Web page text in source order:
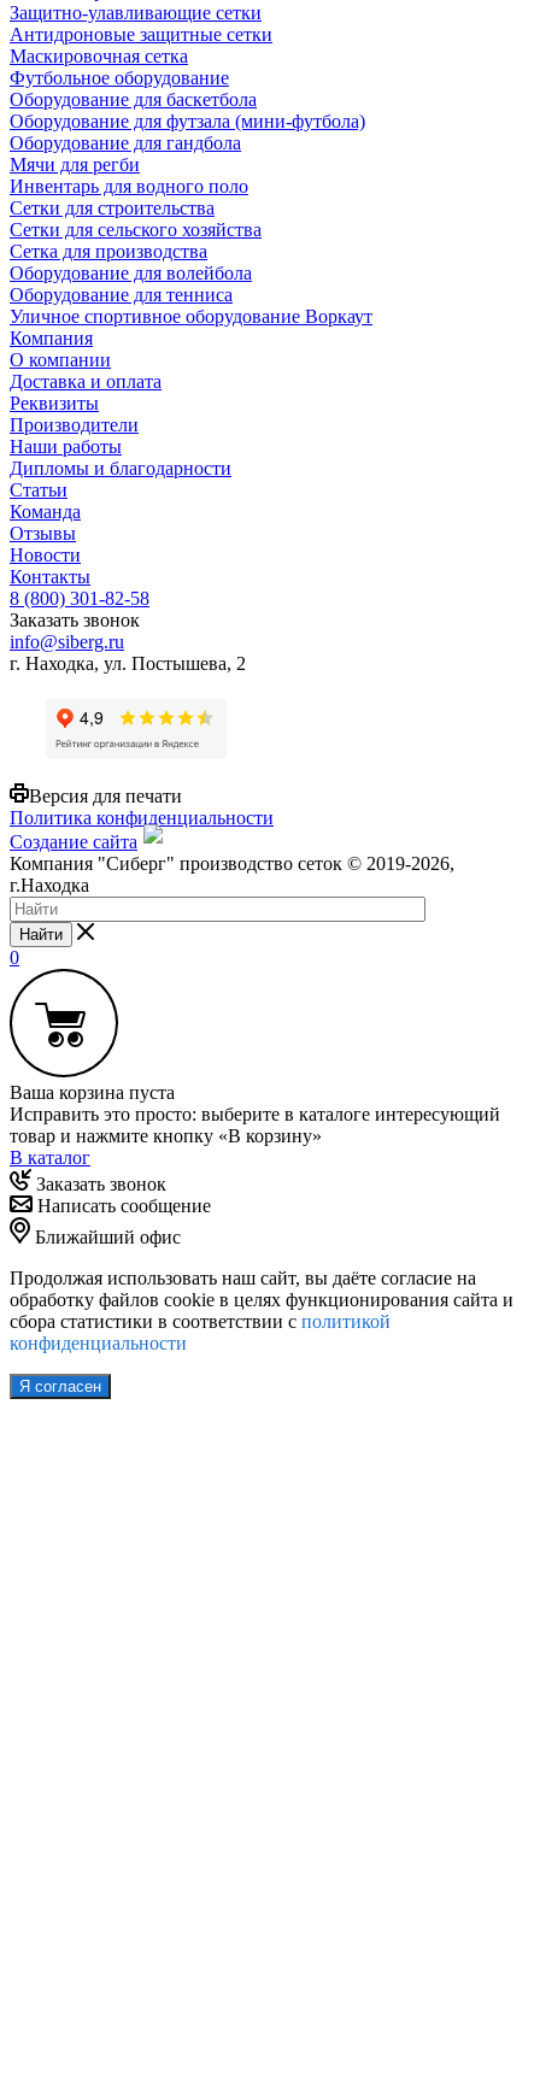
Защитно-улавливающие сетки
Антидроновые защитные сетки
Маскировочная сетка
Футбольное оборудование
Оборудование для баскетбола
Оборудование для футзала (мини-футбола)
Оборудование для гандбола
Мячи для регби
Инвентарь для водного поло
Сетки для строительства
Сетки для сельского хозяйства
Сетка для производства
Оборудование для волейбола
Оборудование для тенниса
Уличное спортивное оборудование Воркаут
Компания
О компании
Доставка и оплата
Реквизиты
Производители
Наши работы
Дипломы и благодарности
Статьи
Команда
Отзывы
Новости
Контакты
8 (800) 301-82-58
Заказать звонок
info@siberg.ru
г. Находка, ул. Постышева, 2
Версия для печати
Политика конфиденциальности
Создание сайта
Компания "Сиберг" производство сеток © 2019-2026,
г.Находка
Найти
0
Ваша корзина пуста
Исправить это просто: выберите в каталоге интересующий
товар и нажмите кнопку «В корзину»
В каталог
Заказать звонок
Написать сообщение
Ближайший офис
Продолжая использовать наш сайт, вы даёте согласие на
обработку файлов cookie в целях функционирования сайта и
сбора статистики в соответствии с политикой
конфиденциальности
Я согласен